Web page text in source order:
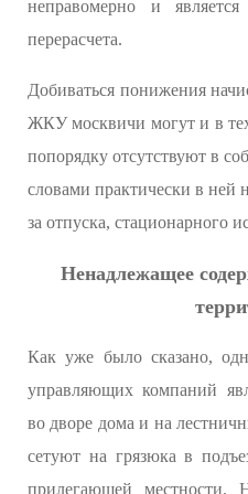
неправомерно и
перерасчета.
Добиваться понижения
ЖКУ москвичи могут и в тех
попорядку отсутствуют в
словами практически в ней
за отпуска, стационарного
Ненадлежащее
Как уже было сказано,
управляющих компаний
во дворе дома и на
сетуют на грязюка в
прилегающей местности.